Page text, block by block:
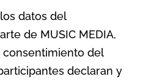
datos del
de MUSIC MEDIA,
consentimiento del
declaran y